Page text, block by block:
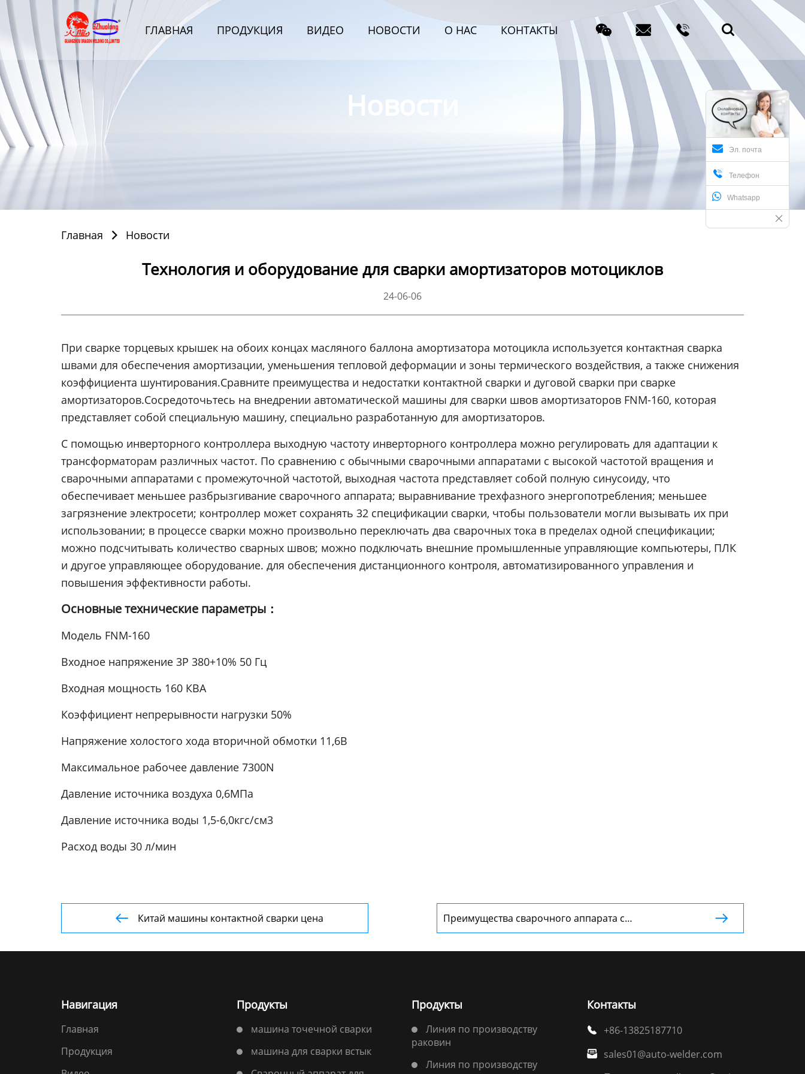
ГЛАВНАЯ ПРОДУКЦИЯ BИДЕО НОВОСТИ О HАС КОНТАКТЫ    
Главная
Продукция
Bидео
Новости
О Hас
Контакты
Эл. почта
 Телефон
Whatsapp
Новости
Главная  Новости
Технология и оборудование для сварки амортизаторов мотоциклов
24-06-06
При сварке торцевых крышек на обоих концах масляного баллона амортизатора мотоцикла используется контактная сварка
швами для обеспечения амортизации, уменьшения тепловой деформации и зоны термического воздействия, а также снижения
коэффициента шунтирования.Сравните преимущества и недостатки контактной сварки и дуговой сварки при сварке
амортизаторов.Сосредоточьтесь на внедрении автоматической машины для сварки швов амортизаторов FNM-160, которая
представляет собой специальную машину, специально разработанную для амортизаторов.
С помощью инверторного контроллера выходную частоту инверторного контроллера можно регулировать для адаптации к
трансформаторам различных частот. По сравнению с обычными сварочными аппаратами с высокой частотой вращения и
сварочными аппаратами с промежуточной частотой, выходная частота представляет собой полную синусоиду, что
обеспечивает меньшее разбрызгивание сварочного аппарата; выравнивание трехфазного энергопотребления; меньшее
загрязнение электросети; контроллер может сохранять 32 спецификации сварки, чтобы пользователи могли вызывать их при
использовании; в процессе сварки можно произвольно переключать два сварочных тока в пределах одной спецификации;
можно подсчитывать количество сварных швов; можно подключать внешние промышленные управляющие компьютеры, ПЛК
и другое управляющее оборудование. для обеспечения дистанционного контроля, автоматизированного управления и
повышения эффективности работы.
Основные технические параметры：
Модель FNM-160
Входное напряжение 3P 380+10% 50 Гц
Входная мощность 160 КВА
Коэффициент непрерывности нагрузки 50%
Напряжение холостого хода вторичной обмотки 11,6В
Максимальное рабочее давление 7300N
Давление источника воздуха 0,6МПа
Давление источника воды 1,5-6,0кгс/см3
Расход воды 30 л/мин
 Китай машины контактной сварки цена
Преимущества сварочного аппарата с
преобразованием частоты по сравнению с

Навигация
Главная
Продукция
Продукты
машина точечной сварки
машина для сварки встык
Продукты
Линия по производству
раковин
Линия по производству
Контакты
 +86-13825187710

sales01@auto-welder.com